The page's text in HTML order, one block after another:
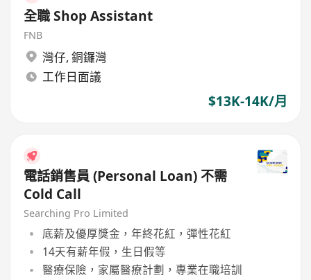
全職 Shop Assistant
FNB
灣仔, 銅鑼灣
工作日面議
$13K-14K/月
電話銷售員 (Personal Loan) 不需
Cold Call
Searching Pro Limited
底薪及優厚獎金，年終花紅，彈性花紅
14天有薪年假，生日假等
醫療保險，家屬醫療計劃，專業在職培訓